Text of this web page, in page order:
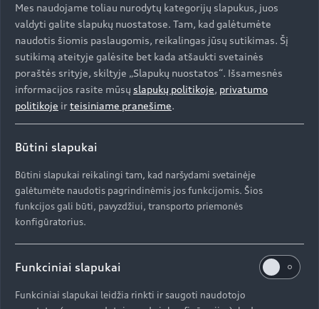
Aukštyn
Modeliai
Visi modeliai
e-tron
Įsigyti Audi
Specialūs pasiūlymai
Automobiliai sandėlyje
Audi Lizingas
Servisas ir aptarnavimas
Aktualumas
Naujienos
Svarbi informacija mūsų klientams
AUDI AG
Apie kompaniją (ENG)
Mes naudojame toliau nurodytų kategorijų slapukus, juos
valdyti galite slapukų nuostatose. Tam, kad galėtumėte
naudotis šiomis paslaugomis, reikalingas jūsų sutikimas. Šį
sutikimą ateityje galėsite bet kada atšaukti svetainės
poraštės srityje, skiltyje „Slapukų nuostatos“. Išsamesnės
informacijos rasite mūsų slapukų politikoje, privatumo
politikoje irteisiniame pranešime.
Būtini slapukai
Būtini slapukai reikalingi tam, kad naršydami svetainėje
galėtumėte naudotis pagrindinėmis jos funkcijomis. Šios
funkcijos gali būti, pavyzdžiui, transporto priemonės
konfigūratorius.
Funkciniai slapukai
Funkciniai slapukai leidžia rinkti ir saugoti naudotojo